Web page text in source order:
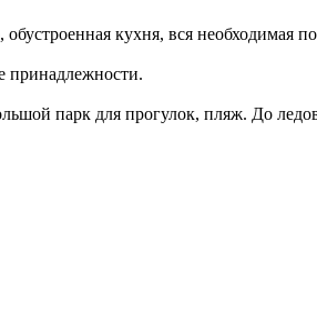
кухня, вся необходимая
принадлежности.
парк для прогулок, пляж. До